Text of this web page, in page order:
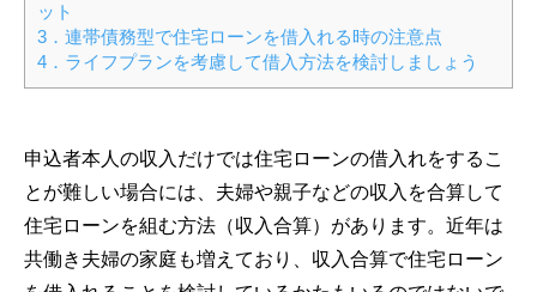
ット
3．連帯債務型で住宅ローンを借入れる時の注意点
4．ライフプランを考慮して借入方法を検討しましょう
申込者本人の収入だけでは住宅ローンの借入れをするこ
とが難しい場合には、夫婦や親子などの収入を合算して
住宅ローンを組む方法（収入合算）があります。近年は
共働き夫婦の家庭も増えており、収入合算で住宅ローン